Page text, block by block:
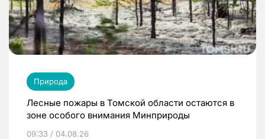
Природа
Лесные пожары в Томской области остаются в
зоне особого внимания Минприроды
09:33 / 04.08.26